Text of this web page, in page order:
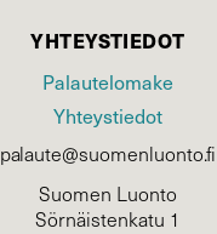
YHTEYSTIEDOT
Palautelomake
Yhteystiedot
palaute@suomenluonto.fi
Suomen Luonto
Sörnäistenkatu 1